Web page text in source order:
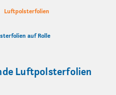
Luftpolsterfolien
auf Rolle
Luftpolsterfolien